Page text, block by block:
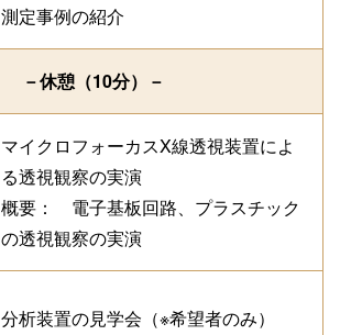
測定事例の紹介
－休憩（10分）－
マイクロフォーカスX線透視装置によ
る透視観察の実演
概要： 電子基板回路、プラスチック
の透視観察の実演
分析装置の見学会（※希望者のみ）